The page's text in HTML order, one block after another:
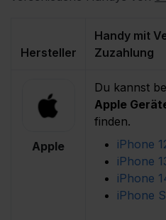
Hersteller
Handy mit
Zuzahlung
Apple
Du kannst
Apple
finden.
iPhone
iPhone
iPhone
iPhone